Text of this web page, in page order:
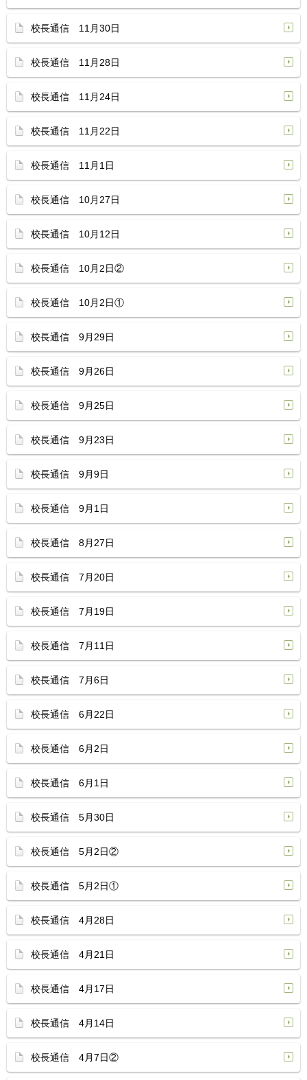
校長通信 11月30日
校長通信 11月28日
校長通信 11月24日
校長通信 11月22日
校長通信 11月1日
校長通信 10月27日
校長通信 10月12日
校長通信 10月2日②
校長通信 10月2日①
校長通信 9月29日
校長通信 9月26日
校長通信 9月25日
校長通信 9月23日
校長通信 9月9日
校長通信 9月1日
校長通信 8月27日
校長通信 7月20日
校長通信 7月19日
校長通信 7月11日
校長通信 7月6日
校長通信 6月22日
校長通信 6月2日
校長通信 6月1日
校長通信 5月30日
校長通信 5月2日②
校長通信 5月2日①
校長通信 4月28日
校長通信 4月21日
校長通信 4月17日
校長通信 4月14日
校長通信 4月7日②